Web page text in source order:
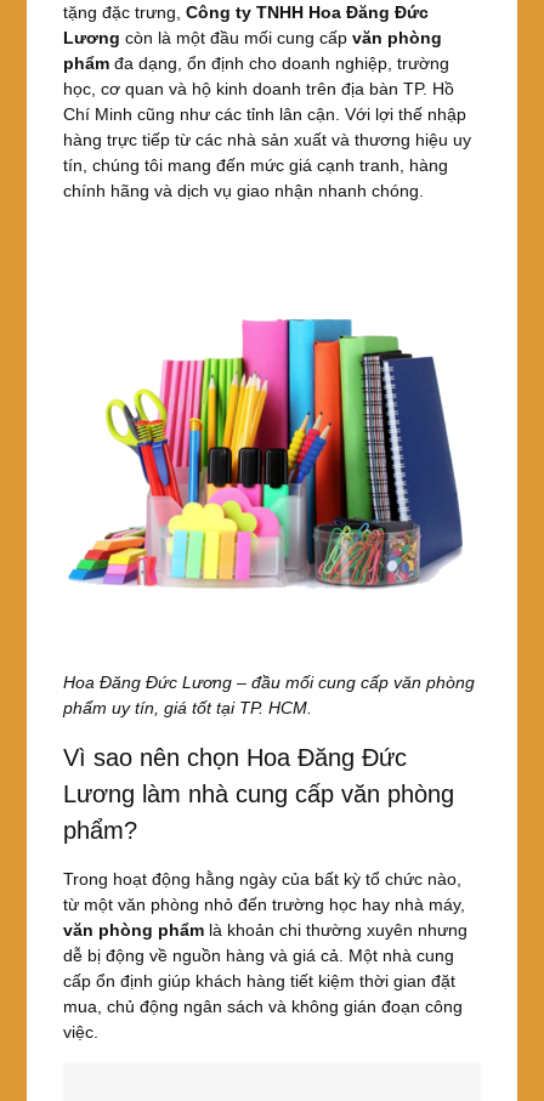
tặng đặc trưng, Công ty TNHH Hoa Đăng Đức
Lương còn là một đầu mối cung cấp văn phòng
phẩmđa dạng, ổn định cho doanh nghiệp, trường
học, cơ quan và hộ kinh doanh trên địa bàn TP. Hồ
Chí Minh cũng như các tỉnh lân cận. Với lợi thế nhập
hàng trực tiếp từ các nhà sản xuất và thương hiệu uy
tín, chúng tôi mang đến mức giá cạnh tranh, hàng
chính hãng và dịch vụ giao nhận nhanh chóng.
Hoa Đăng Đức Lương – đầu mối cung cấp văn phòng
phẩm uy tín, giá tốt tại TP. HCM.
Vì sao nên chọn Hoa Đăng Đức
Lương làm nhà cung cấp văn phòng
phẩm?
Trong hoạt động hằng ngày của bất kỳ tổ chức nào,
từ một văn phòng nhỏ đến trường học hay nhà máy,
văn phòng phẩmlà khoản chi thường xuyên nhưng
dễ bị động về nguồn hàng và giá cả. Một nhà cung
cấp ổn định giúp khách hàng tiết kiệm thời gian đặt
mua, chủ động ngân sách và không gián đoạn công
việc.